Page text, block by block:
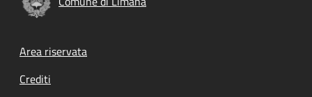
Footer menu
Area riservata
Crediti